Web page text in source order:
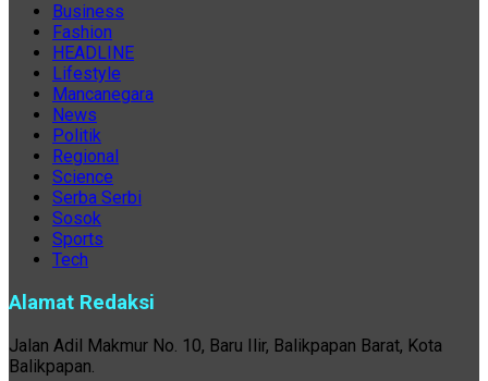
Business
Fashion
HEADLINE
Lifestyle
Mancanegara
News
Politik
Regional
Science
Serba Serbi
Sosok
Sports
Tech
Alamat Redaksi
Jalan Adil Makmur No. 10, Baru Ilir, Balikpapan Barat, Kota
Balikpapan.